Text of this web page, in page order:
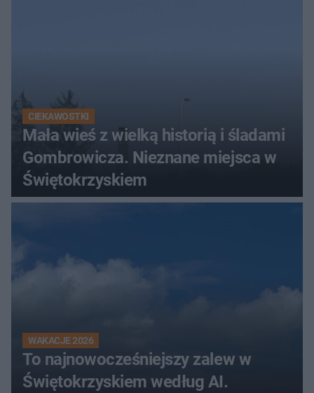
CIEKAWOSTKI
Mała wieś z wielką historią i śladami
Gombrowicza. Nieznane miejsca w
Świętokrzyskiem
WAKACJE 2026
To najnowocześniejszy zalew w
Świętokrzyskiem według AI.